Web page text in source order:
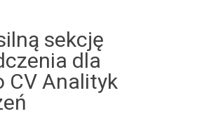
sekcję
dla
CV Analityk